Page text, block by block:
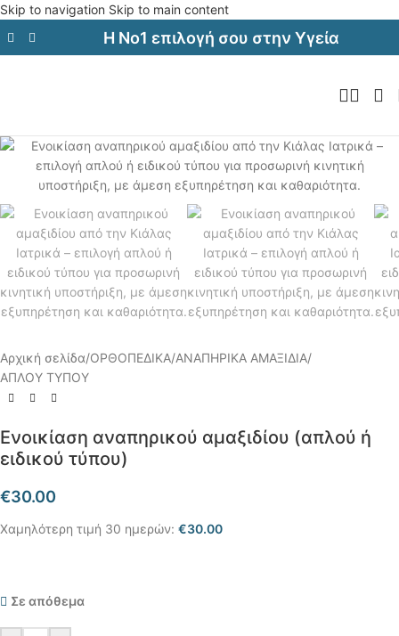
Skip to navigation Skip to main content
Η Νο1 επιλογή σου στην Υγεία
Αρχική σελίδα/ΟΡΘΟΠΕΔΙΚΑ/ΑΝΑΠΗΡΙΚΑ ΑΜΑΞΙΔΙΑ/
ΑΠΛΟΥ ΤΥΠΟΥ
Ενοικίαση αναπηρικού αμαξιδίου (απλού ή
ειδικού τύπου)
€30.00
Χαμηλότερη τιμή 30 ημερών: €30.00
Σε απόθεμα